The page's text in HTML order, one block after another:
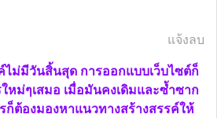
แจ้งลบ
ไม่มีวันสิ้นสุด การออกแบบเว็บไซต์ก็
หม่ๆเสมอ เมื่อมันคงเดิมและซ้ำซาก
ก็ต้องมองหาแนวทางสร้างสรรค์ให้